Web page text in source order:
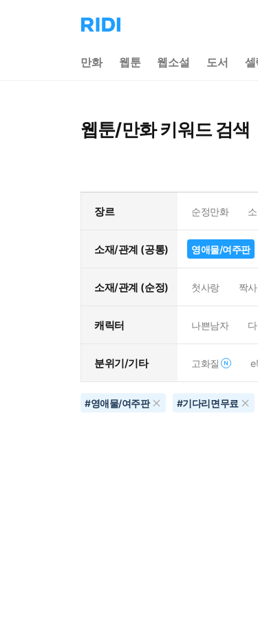
리
디
으
만화 웹툰 웹소설 도서
웹툰/만화 키워드 검색
장르 순정만화
소재/관계 (공통) 영애물/여주판
소재/관계 (순정) 첫사랑 짝
캐릭터 나쁜남자
분위기/기타 고화질 e
#영애물/여주판 #기다리면무료